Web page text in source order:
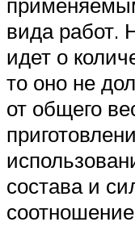
вида работ.
идет о
то оно не
от общего
состава и